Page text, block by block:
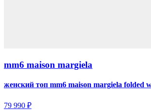
mm6 maison margiela
женский топ mm6 maison margiela folded
79 990 ₽